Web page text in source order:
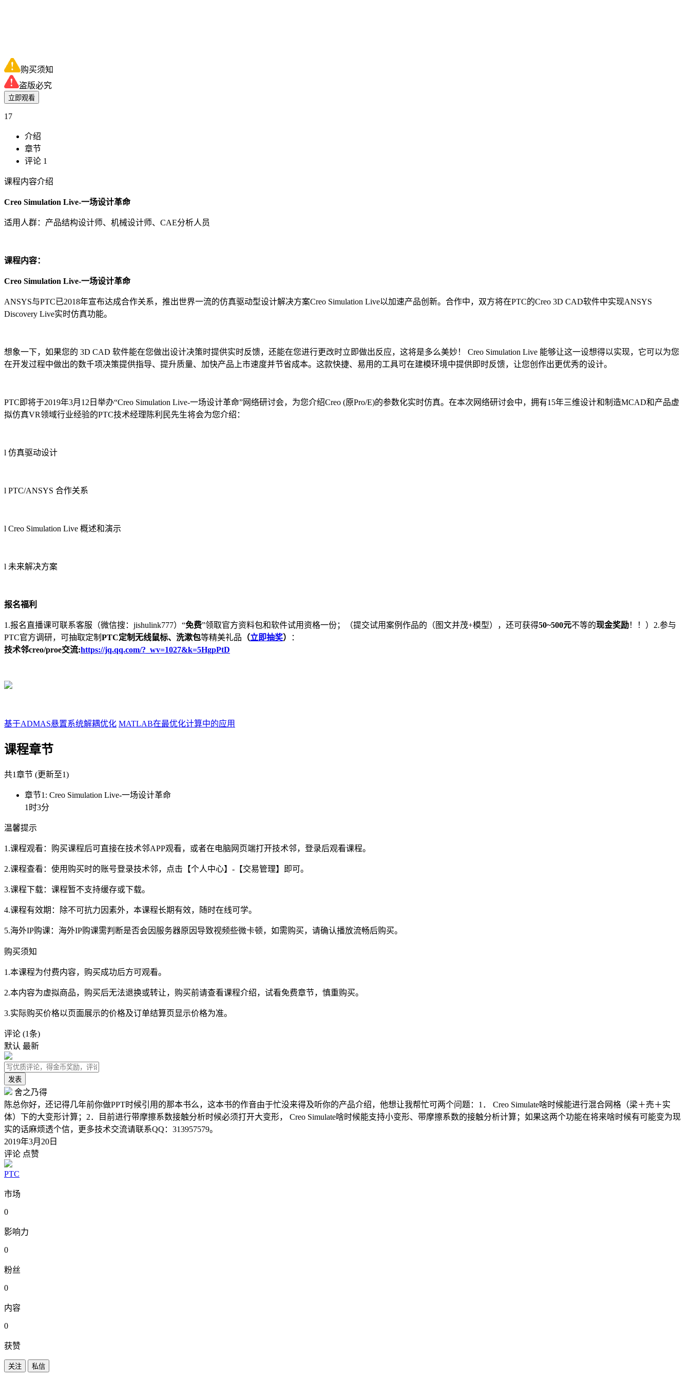
购买须知
盗版必究
立即观看
17
介绍
章节
评论 1
课程内容介绍
Creo Simulation Live-一场设计革命
适用人群：产品结构设计师、机械设计师、CAE分析人员
课程内容：
Creo Simulation Live-一场设计革命
ANSYS与PTC已2018年宣布达成合作关系，推出世界一流的仿真驱动型设计解决方案Creo Simulation Live以加速产品创新。合作中，双方将在PTC的Creo 3D CAD软件中实现ANSYS
Discovery Live实时仿真功能。
想象一下，如果您的 3D CAD 软件能在您做出设计决策时提供实时反馈，还能在您进行更改时立即做出反应，这将是多么美妙！ Creo Simulation Live 能够让这一设想得以实现，它可以为您
在开发过程中做出的数千项决策提供指导、提升质量、加快产品上市速度并节省成本。这款快捷、易用的工具可在建模环境中提供即时反馈，让您创作出更优秀的设计。
PTC即将于2019年3月12日举办“Creo Simulation Live-一场设计革命”网络研讨会，为您介绍Creo (原Pro/E)的参数化实时仿真。在本次网络研讨会中，拥有15年三维设计和制造MCAD和产品虚
拟仿真VR领域行业经验的PTC技术经理陈利民先生将会为您介绍：
l 仿真驱动设计
l PTC/ANSYS 合作关系
l Creo Simulation Live 概述和演示
l 未来解决方案
报名福利
1.报名直播课可联系客服（微信搜：jishulink777）“免费”领取官方资料包和软件试用资格一份；（提交试用案例作品的（图文并茂+模型），还可获得50~500元不等的现金奖励！！）2.参与
PTC官方调研，可抽取定制 PTC定制无线鼠标、洗漱包等精美礼品 （立即抽奖）
：
技术邻creo/proe交流:https://jq.qq.com/?_wv=1027&k=5HgpPtD
基于ADMAS悬置系统解耦优化 MATLAB在最优化计算中的应用
课程章节
共1章节 (更新至1)
章节1: Creo Simulation Live-一场设计革命
1时3分
温馨提示
1.课程观看：购买课程后可直接在技术邻APP观看，或者在电脑网页端打开技术邻，登录后观看课程。
2.课程查看：使用购买时的账号登录技术邻，点击【个人中心】-【交易管理】即可。
3.课程下载：课程暂不支持缓存或下载。
4.课程有效期：除不可抗力因素外，本课程长期有效，随时在线可学。
5.海外IP购课：海外IP购课需判断是否会因服务器原因导致视频些微卡顿，如需购买，请确认播放流畅后购买。
购买须知
1.本课程为付费内容，购买成功后方可观看。
2.本内容为虚拟商品，购买后无法退换或转让，购买前请查看课程介绍，试看免费章节，慎重购买。
3.实际购买价格以页面展示的价格及订单结算页显示价格为准。
评论 (1条)
默认 最新
发表
舍之乃得
陈总你好，还记得几年前你做PPT时候引用的那本书么，这本书的作音由于忙没来得及听你的产品介绍，他想让我帮忙可两个问题：1． Creo Simulate啥时候能进行混合网格（梁＋売＋实
体）下的大变形计算；2．目前进行带摩擦系数接触分析时候必须打开大变形， Creo Simulate啥时候能支持小变形、带摩擦系数的接触分析计算；如果这两个功能在将来啥时候有可能变为现
实的话麻烦透个信，更多技术交流请联系QQ：313957579。
2019年3月20日
评论 点赞
PTC
市场
0
影响力
0
粉丝
0
内容
0
获赞
关注 私信